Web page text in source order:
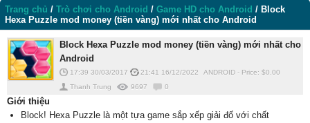
Trang chủ / Trò chơi cho Android / Game HD cho Android / Block
Hexa Puzzle mod money (tiền vàng) mới nhất cho Android
Block Hexa Puzzle mod money (tiền vàng) mới nhất cho
Android
17:39 30/03/2017 21:41 16/12/2022 ANDROID - Price: $0.00
Thanh Trung
9697 0
Giới thiệu
Block! Hexa Puzzle là một tựa game sắp xếp giải đố với chất